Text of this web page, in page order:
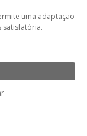
uma adaptação
satisfatória.